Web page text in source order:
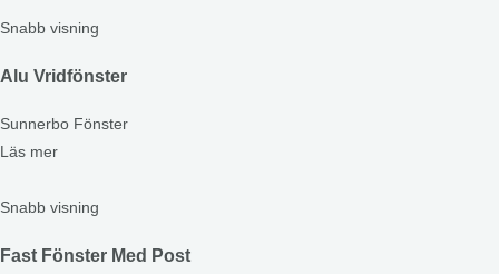
Snabb visning
Alu Vridfönster
Sunnerbo Fönster
Läs mer
Snabb visning
Fast Fönster Med Post